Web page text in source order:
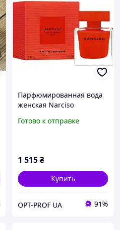
Парфюмированная вода
женская Narciso
90 мл
Готово к отправке
1 515₴
Купить
OPT-PROF UA 91%